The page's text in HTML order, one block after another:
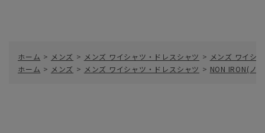
ホーム > メンズ > メンズ ワイシャツ・ドレスシャツ > メンズ ワイシ
ホーム > メンズ > メンズ ワイシャツ・ドレスシャツ > NON IRON(ノ